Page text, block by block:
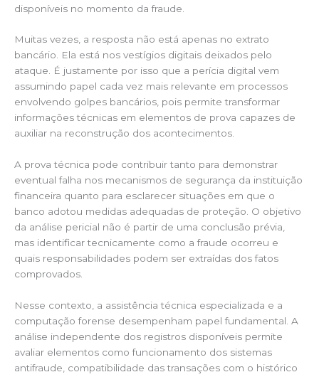
disponíveis no momento da fraude.
Muitas vezes, a resposta não está apenas no extrato
bancário. Ela está nos vestígios digitais deixados pelo
ataque. É justamente por isso que a perícia digital vem
assumindo papel cada vez mais relevante em processos
envolvendo golpes bancários, pois permite transformar
informações técnicas em elementos de prova capazes de
auxiliar na reconstrução dos acontecimentos.
A prova técnica pode contribuir tanto para demonstrar
eventual falha nos mecanismos de segurança da instituição
financeira quanto para esclarecer situações em que o
banco adotou medidas adequadas de proteção. O objetivo
da análise pericial não é partir de uma conclusão prévia,
mas identificar tecnicamente como a fraude ocorreu e
quais responsabilidades podem ser extraídas dos fatos
comprovados.
Nesse contexto, a assistência técnica especializada e a
computação forense desempenham papel fundamental. A
análise independente dos registros disponíveis permite
avaliar elementos como funcionamento dos sistemas
antifraude, compatibilidade das transações com o histórico